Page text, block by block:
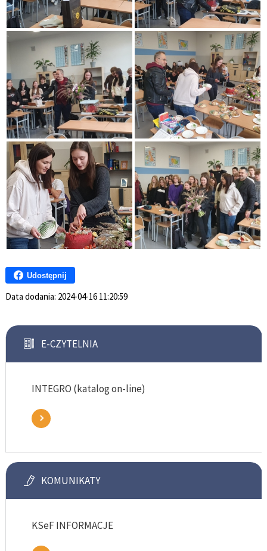
Udostępnij
Data dodania: 2024-04-16 11:20:59
E-CZYTELNIA
INTEGRO (katalog on-line)
KOMUNIKATY
KSeF INFORMACJE